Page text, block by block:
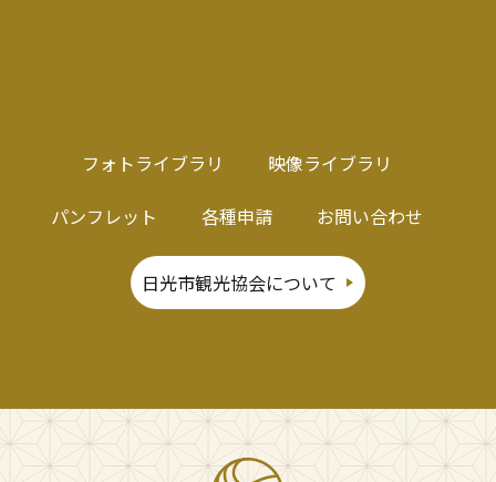
フォトライブラリ
映像ライブラリ
パンフレット
各種申請 お問い合わせ
日光市観光協会について